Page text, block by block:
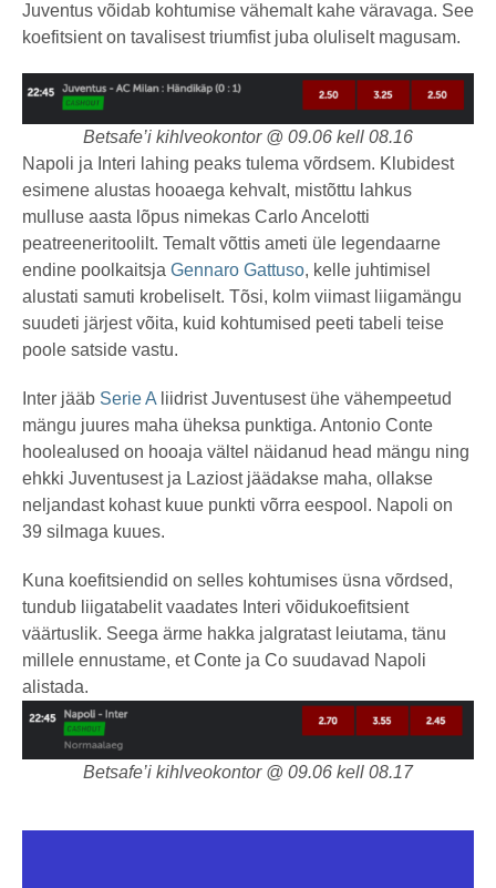
Juventus võidab kohtumise vähemalt kahe väravaga. See
koefitsient on tavalisest triumfist juba oluliselt magusam.
Betsafe’i kihlveokontor @ 09.06 kell 08.16
Napoli ja Interi lahing peaks tulema võrdsem. Klubidest
esimene alustas hooaega kehvalt, mistõttu lahkus
mulluse aasta lõpus nimekas Carlo Ancelotti
peatreeneritoolilt. Temalt võttis ameti üle legendaarne
endine poolkaitsja Gennaro Gattuso, kelle juhtimisel
alustati samuti krobeliselt. Tõsi, kolm viimast liigamängu
suudeti järjest võita, kuid kohtumised peeti tabeli teise
poole satside vastu.
Inter jääb Serie A liidrist Juventusest ühe vähempeetud
mängu juures maha üheksa punktiga. Antonio Conte
hoolealused on hooaja vältel näidanud head mängu ning
ehkki Juventusest ja Laziost jäädakse maha, ollakse
neljandast kohast kuue punkti võrra eespool. Napoli on
39 silmaga kuues.
Kuna koefitsiendid on selles kohtumises üsna võrdsed,
tundub liigatabelit vaadates Interi võidukoefitsient
väärtuslik. Seega ärme hakka jalgratast leiutama, tänu
millele ennustame, et Conte ja Co suudavad Napoli
alistada.
Betsafe’i kihlveokontor @ 09.06 kell 08.17